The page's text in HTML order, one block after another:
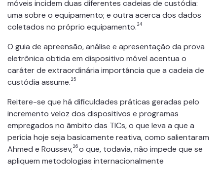
móveis incidem duas diferentes cadeias de custódia:
uma sobre o equipamento; e outra acerca dos dados
coletados no próprio equipamento.24
O guia de apreensão, análise e apresentação da prova
eletrônica obtida em dispositivo móvel acentua o
caráter de extraordinária importância que a cadeia de
custódia assume.25
Reitere-se que há dificuldades práticas geradas pelo
incremento veloz dos dispositivos e programas
empregados no âmbito das TICs, o que leva a que a
perícia hoje seja basicamente reativa, como salientaram
Ahmed e Roussev,26o que, todavia, não impede que se
apliquem metodologias internacionalmente